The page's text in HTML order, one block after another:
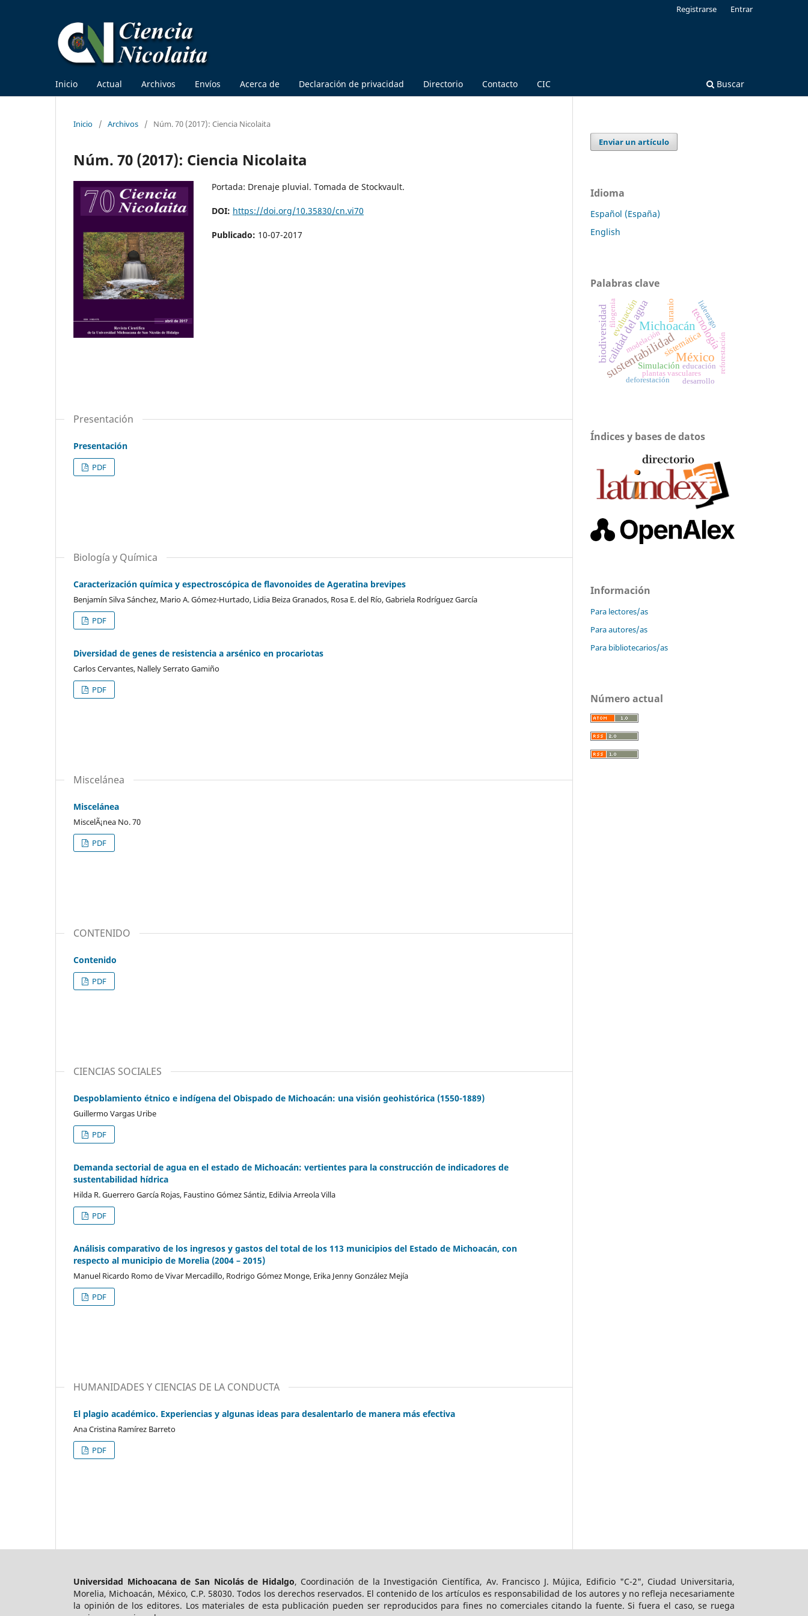
Inicio Actual Archivos Envíos Acerca de Declaración de privacidad Directorio Contacto CIC Buscar
Registrarse Entrar
Inicio / Archivos / Núm. 70 (2017): Ciencia Nicolaita
Núm. 70 (2017): Ciencia Nicolaita
Portada: Drenaje pluvial. Tomada de Stockvault.
DOI: https://doi.org/10.35830/cn.vi70
Publicado: 10-07-2017
Presentación
Presentación
PDF
Biología y Química
Caracterización química y espectroscópica de flavonoides de Ageratina brevipes
Benjamí­n Silva Sánchez, Mario A. Gómez-Hurtado, Lidia Beiza Granados, Rosa E. del Río, Gabriela Rodrí­guez García
PDF
Diversidad de genes de resistencia a arsénico en procariotas
Carlos Cervantes, Nallely Serrato Gamiño
PDF
Miscelánea
Miscelánea
MiscelÃ¡nea No. 70
PDF
CONTENIDO
Contenido
PDF
CIENCIAS SOCIALES
Despoblamiento étnico e indígena del Obispado de Michoacán: una visión geohistórica (1550-1889)
Guillermo Vargas Uribe
PDF
Demanda sectorial de agua en el estado de Michoacán: vertientes para la construcción de indicadores de
sustentabilidad hídrica
Hilda R. Guerrero Garcí­a Rojas, Faustino Gómez Sántiz, Edilvia Arreola Villa
PDF
Análisis comparativo de los ingresos y gastos del total de los 113 municipios del Estado de Michoacán, con
respecto al municipio de Morelia (2004 – 2015)
Manuel Ricardo Romo de Vivar Mercadillo, Rodrigo Gómez Monge, Erika Jenny González Mejí­a
PDF
HUMANIDADES Y CIENCIAS DE LA CONDUCTA
El plagio académico. Experiencias y algunas ideas para desalentarlo de manera más efectiva
Ana Cristina Ramí­rez Barreto
PDF
Enviar un artículo
Idioma
Español (España)
English
Palabras clave
sustentabilidad
Michoacán
México
calidad del agua
biodiversidad tecnología
evaluación
Simulación
sistemática
uranio
plantas vasculares
deforestación
reforestación
modelación
liderazgo
educación
desarrollo
filogenia
Índices y bases de datos
Información
Para lectores/as
Para autores/as
Para bibliotecarios/as
Número actual
Universidad Michoacana de San Nicolás de Hidalgo, Coordinación de la Investigación Científica, Av. Francisco J. Mújica, Edificio "C-2", Ciudad Universitaria,
Morelia, Michoacán, México, C.P. 58030. Todos los derechos reservados. El contenido de los artículos es responsabilidad de los autores y no refleja necesariamente
la opinión de los editores. Los materiales de esta publicación pueden ser reproducidos para fines no comerciales citando la fuente. Si fuera el caso, se ruega